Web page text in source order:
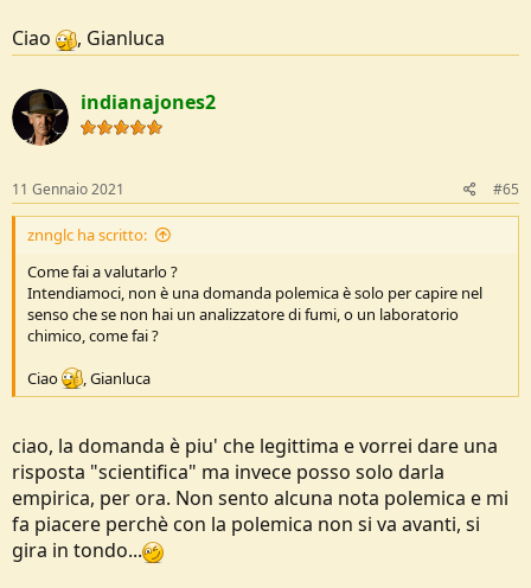
Ciao
, Gianluca
indianajones2
11 Gennaio 2021 #65
znnglc ha scritto:
Come fai a valutarlo ?
Intendiamoci, non è una domanda polemica è solo per capire nel
senso che se non hai un analizzatore di fumi, o un laboratorio
chimico, come fai ?
Ciao
, Gianluca
ciao, la domanda è piu' che legittima e vorrei dare una
risposta "scientifica" ma invece posso solo darla
empirica, per ora. Non sento alcuna nota polemica e mi
fa piacere perchè con la polemica non si va avanti, si
gira in tondo...